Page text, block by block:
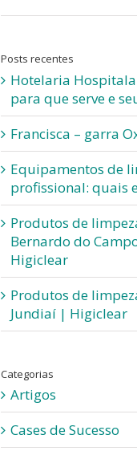
Posts recentes
Hotelaria
para que serve e
Francisca – garra
Equipamentos de
profissional: quais
Produtos de
Bernardo do
Higiclear
Produtos de
Jundiaí | Higiclear
Categorias
Artigos
Cases de Sucesso